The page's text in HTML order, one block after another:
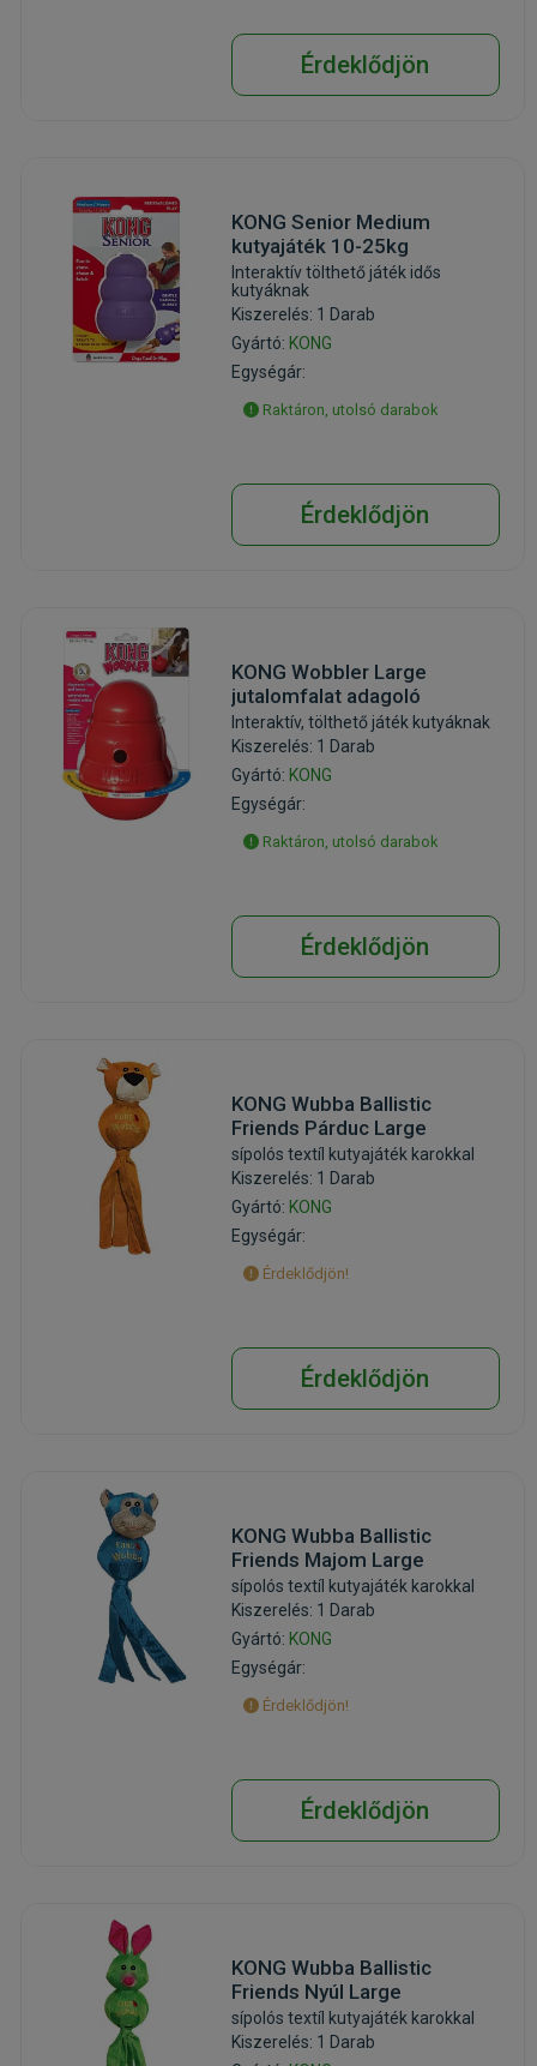
Érdeklődjön
KONG Senior Medium
kutyajáték 10-25kg
Interaktív tölthető játék idős
kutyáknak
Kiszerelés: 1 Darab
Gyártó: KONG
Egységár:
Raktáron, utolsó darabok
Érdeklődjön
KONG Wobbler Large
jutalomfalat adagoló
Interaktív, tölthető játék kutyáknak
Kiszerelés: 1 Darab
Gyártó: KONG
Egységár:
Raktáron, utolsó darabok
Érdeklődjön
KONG Wubba Ballistic
Friends Párduc Large
sípolós textíl kutyajáték karokkal
Kiszerelés: 1 Darab
Gyártó: KONG
Egységár:
Érdeklődjön!
Érdeklődjön
KONG Wubba Ballistic
Friends Majom Large
sípolós textíl kutyajáték karokkal
Kiszerelés: 1 Darab
Gyártó: KONG
Egységár:
Érdeklődjön!
Érdeklődjön
KONG Wubba Ballistic
Friends Nyúl Large
sípolós textíl kutyajáték karokkal
Kiszerelés: 1 Darab